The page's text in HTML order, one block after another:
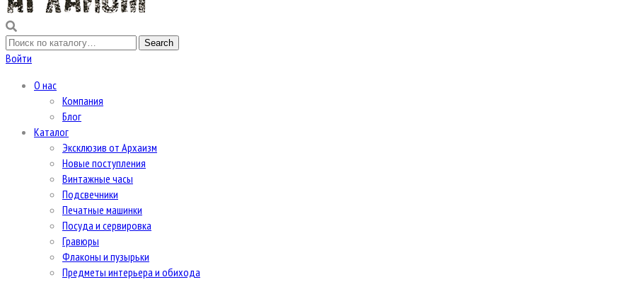
Войти
О нас
Компания
Блог
Каталог
Эксклюзив от Архаизм
Новые поступления
Винтажные часы
Подсвечники
Печатные машинки
Посуда и сервировка
Гравюры
Флаконы и пузырьки
Предметы интерьера и обихода